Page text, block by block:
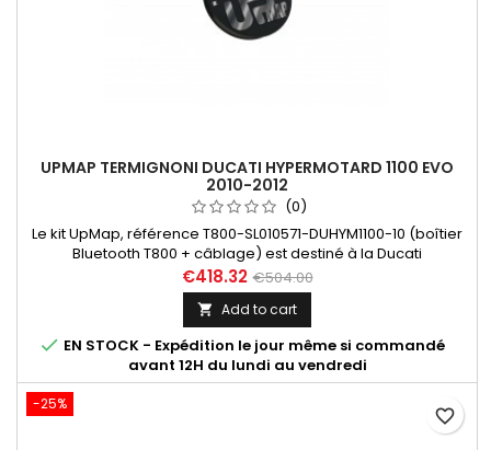
UPMAP TERMIGNONI DUCATI HYPERMOTARD 1100 EVO
2010-2012
(0)
Le kit UpMap, référence T800-SL010571-DUHYM1100-10 (boîtier
Bluetooth T800 + câblage) est destiné à la Ducati
Hypermotard 1100 EVO (10-12). Dans "En savoir plus",
découvrez les différentes maps disponibles en fonction des
configurations.
€418.32 €504.00
 Add to cart
 EN STOCK - Expédition le jour même si commandé
avant 12H du lundi au vendredi
-25%
favorite_border